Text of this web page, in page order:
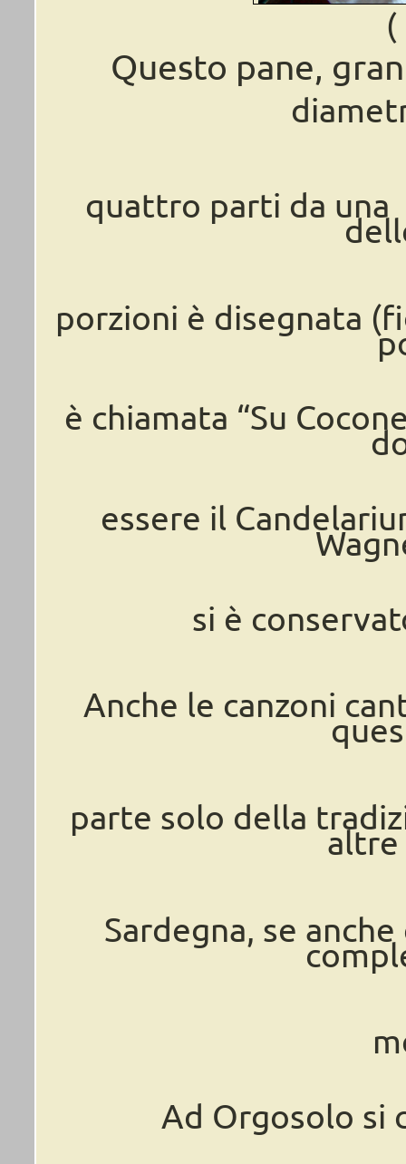
Questo pane,
quattro parti da una
porzioni è disegnata
è chiamata “Su
essere il
si è
Anche le canzoni
parte solo della
altre
Sardegna, se
Ad Orgosolo si